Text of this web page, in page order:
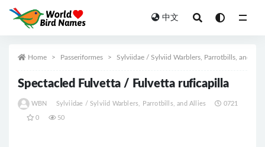
中文
Home Passeriformes Sylviidae / Sylviid Warblers, Parrotbills, and
Spectacled Fulvetta / Fulvetta ruficapilla
WBN Sylviidae / Sylviid Warblers, Parrotbills, and Allies 0721
0 50